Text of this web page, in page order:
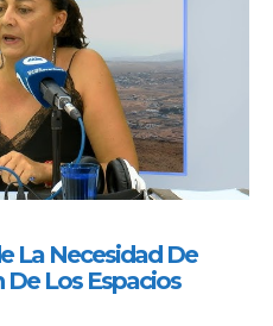
La Necesidad De
Los Espacios